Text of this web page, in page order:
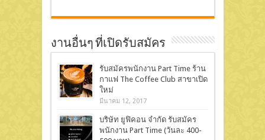
งานอื่นๆ ที่เปิดรับสมัคร
รับสมัครพนักงาน Part Time ร้าน
กาแฟ The Coffee Club สาขาเปิด
ใหม่
มีนาคม 12, 2017
บริษัท ยูฟิคอน จำกัด รับสมัคร
พนักงาน Part Time (วันละ 400-